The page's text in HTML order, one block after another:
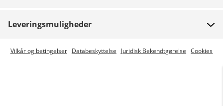
Retur
Track din ordre
Blue World
Leveringsmuligheder
Express levering er mulig
Vilkår og betingelser Databeskyttelse Juridisk Bekendtgørelse Cookies